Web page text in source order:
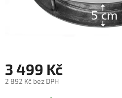
3 499 Kč
2 892 Kč bez DPH